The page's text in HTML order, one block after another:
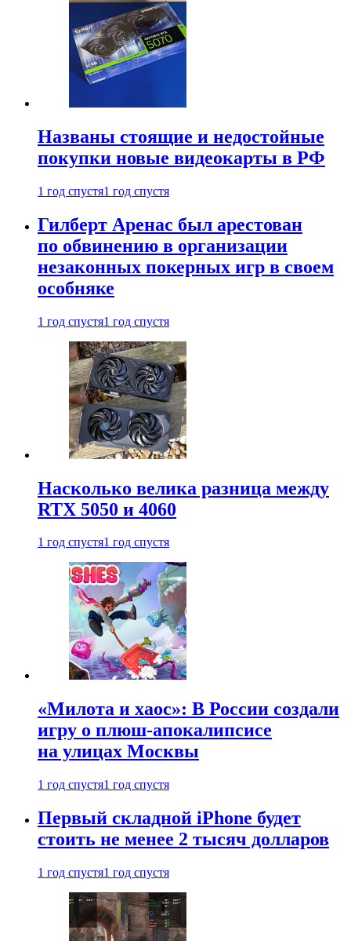
Названы стоящие и недостойные
покупки новые видеокарты в РФ
1 год спустя1 год спустя
Гилберт Аренас был арестован
по обвинению в организации
незаконных покерных игр в своем
особняке
1 год спустя1 год спустя
Насколько велика разница между
RTX 5050 и 4060
1 год спустя1 год спустя
«Милота и хаос»: В России создали
игру о плюш-апокалипсисе
на улицах Москвы
1 год спустя1 год спустя
Первый складной iPhone будет
стоить не менее 2 тысяч долларов
1 год спустя1 год спустя